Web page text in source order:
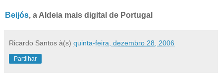
Beijós, a Aldeia mais digital de Portugal
Ricardo Santos à(s) quinta-feira, dezembro 28, 2006
Partilhar